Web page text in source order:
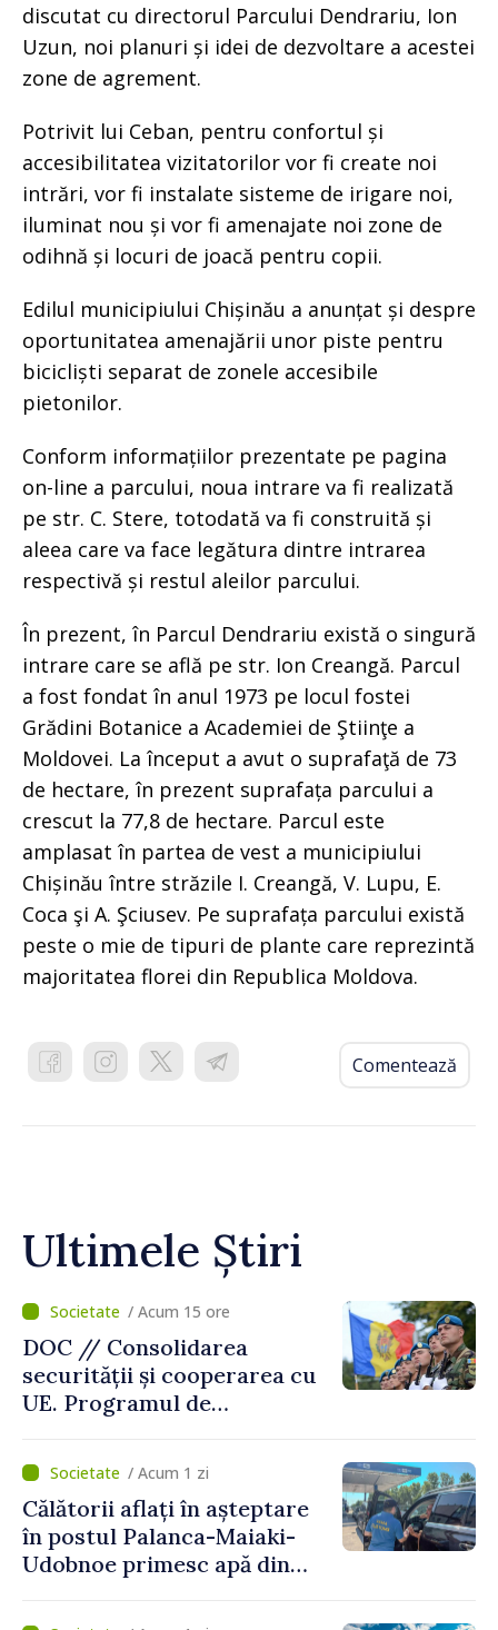
discutat cu directorul Parcului Dendrariu, Ion
Uzun, noi planuri și idei de dezvoltare a acestei
zone de agrement.
Potrivit lui Ceban, pentru confortul și
accesibilitatea vizitatorilor vor fi create noi
intrări, vor fi instalate sisteme de irigare noi,
iluminat nou și vor fi amenajate noi zone de
odihnă și locuri de joacă pentru copii.
Edilul municipiului Chișinău a anunțat și despre
oportunitatea amenajării unor piste pentru
bicicliști separat de zonele accesibile
pietonilor.
Conform informațiilor prezentate pe pagina
on-line a parcului, noua intrare va fi realizată
pe str. C. Stere, totodată va fi construită și
aleea care va face legătura dintre intrarea
respectivă și restul aleilor parcului.
În prezent, în Parcul Dendrariu există o singură
intrare care se află pe str. Ion Creangă. Parcul
a fost fondat în anul 1973 pe locul fostei
Grădini Botanice a Academiei de Ştiinţe a
Moldovei. La început a avut o suprafaţă de 73
de hectare, în prezent suprafața parcului a
crescut la 77,8 de hectare. Parcul este
amplasat în partea de vest a municipiului
Chișinău între străzile I. Creangă, V. Lupu, E.
Сoca şi A. Şciusev. Pe suprafața parcului există
peste o mie de tipuri de plante care reprezintă
majoritatea florei din Republica Moldova.
Comentează
Ultimele Știri
/ Acum 15 ore
DOC // Consolidarea
securității și cooperarea cu
UE. Programul de
Naționale de Apărare pentru
perioada 2024–2034,
publicat în Monitorul Oficial
/ Acum 1 zi
Călătorii aflați în așteptare
în postul Palanca-Maiaki-
Udobnoe primesc apă din
și a polițiștilor de frontieră